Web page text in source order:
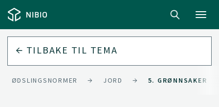
TILBAKE TIL TEMA
GJØDSLINGSNORMER JORD 5. GRØNNSAKER